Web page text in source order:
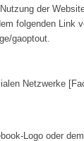
der
folgenden Link
gaoptout
Netzwerke
Logo oder